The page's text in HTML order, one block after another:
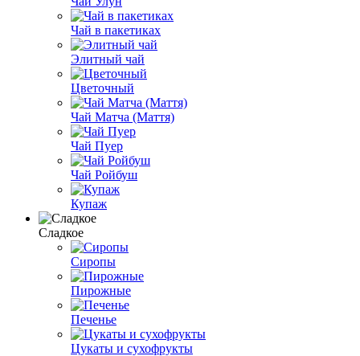
Чай в пакетиках
Элитный чай
Цветочный
Чай Матча (Маття)
Чай Пуер
Чай Ройбуш
Купаж
Сладкое
Сиропы
Пирожные
Печенье
Цукаты и сухофрукты